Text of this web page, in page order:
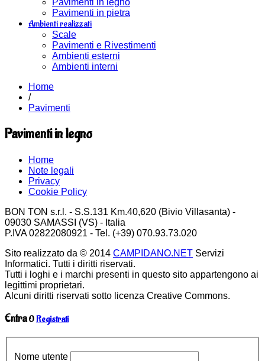
Pavimenti in pietra
Ambienti realizzati
Scale
Pavimenti e Rivestimenti
Ambienti esterni
Ambienti interni
Home
/
Pavimenti
Pavimenti in legno
Home
Note legali
Privacy
Cookie Policy
BON TON s.r.l. - S.S.131 Km.40,620 (Bivio Villasanta) -
09030 SAMASSI (VS) - Italia
P.IVA 02822080921 - Tel. (+39) 070.93.73.020
Sito realizzato da © 2014 CAMPIDANO.NET Servizi
Informatici. Tutti i diritti riservati.
Tutti i loghi e i marchi presenti in questo sito appartengono ai
legittimi proprietari.
Alcuni diritti riservati sotto licenza Creative Commons.
EntraORegistrati
Nome utente